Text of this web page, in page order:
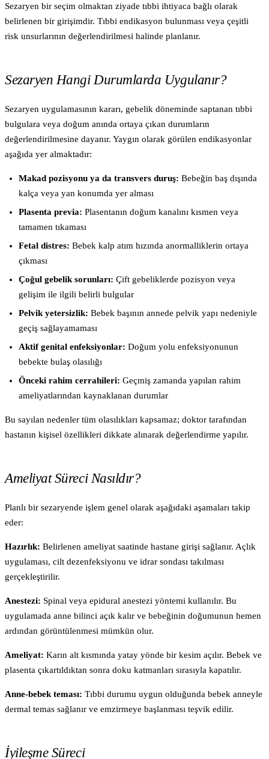
Sezaryen bir seçim olmaktan ziyade tıbbi ihtiyaca bağlı olarak
belirlenen bir girişimdir. Tıbbi endikasyon bulunması veya çeşitli
risk unsurlarının değerlendirilmesi halinde planlanır.
Sezaryen Hangi Durumlarda Uygulanır?
Sezaryen uygulamasının kararı, gebelik döneminde saptanan tıbbi
bulgulara veya doğum anında ortaya çıkan durumların
değerlendirilmesine dayanır. Yaygın olarak görülen endikasyonlar
aşağıda yer almaktadır:
Makad pozisyonu ya da transvers duruş: Bebeğin baş dışında
kalça veya yan konumda yer alması
Plasenta previa: Plasentanın doğum kanalını kısmen veya
tamamen tıkaması
Fetal distres: Bebek kalp atım hızında anormalliklerin ortaya
çıkması
Çoğul gebelik sorunları: Çift gebeliklerde pozisyon veya
gelişim ile ilgili belirli bulgular
Pelvik yetersizlik: Bebek başının annede pelvik yapı nedeniyle
geçiş sağlayamaması
Aktif genital enfeksiyonlar: Doğum yolu enfeksiyonunun
bebekte bulaş olasılığı
Önceki rahim cerrahileri: Geçmiş zamanda yapılan rahim
ameliyatlarından kaynaklanan durumlar
Bu sayılan nedenler tüm olasılıkları kapsamaz; doktor tarafından
hastanın kişisel özellikleri dikkate alınarak değerlendirme yapılır.
Ameliyat Süreci Nasıldır?
Planlı bir sezaryende işlem genel olarak aşağıdaki aşamaları takip
eder:
Hazırlık: Belirlenen ameliyat saatinde hastane girişi sağlanır. Açlık
uygulaması, cilt dezenfeksiyonu ve idrar sondası takılması
gerçekleştirilir.
Anestezi: Spinal veya epidural anestezi yöntemi kullanılır. Bu
uygulamada anne bilinci açık kalır ve bebeğinin doğumunun hemen
ardından görüntülenmesi mümkün olur.
Ameliyat: Karın alt kısmında yatay yönde bir kesim açılır. Bebek ve
plasenta çıkartıldıktan sonra doku katmanları sırasıyla kapatılır.
Anne-bebek teması: Tıbbi durumu uygun olduğunda bebek anneyle
dermal temas sağlanır ve emzirmeye başlanması teşvik edilir.
İyileşme Süreci